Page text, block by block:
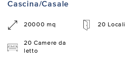
Cascina/Casale
20000 mq 20 Locali
20 Camere da
letto